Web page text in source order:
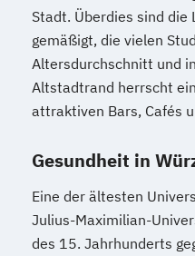
Stadt. Überdies sind die
gemäßigt, die vielen
Altersdurchschnitt und
Altstadtrand herrscht
attraktiven Bars, Cafés
Gesundheit in
Eine der ältesten
Julius-Maximilian-
des 15. Jahrhunderts